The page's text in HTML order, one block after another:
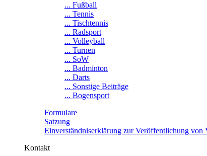
... Fußball
... Tennis
... Tischtennis
... Radsport
... Volleyball
... Turnen
... SoW
... Badminton
... Darts
... Sonstige Beiträge
... Bogensport
Formulare
Satzung
Einverständniserklärung zur Veröffentlichung von
Kontakt